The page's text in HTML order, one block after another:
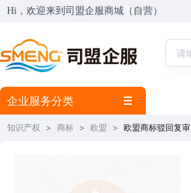
Hi，欢迎来到司盟企服商城（自营）
企业服务分类
知识产权 > 商标 > 欧盟 > 欧盟商标驳回复审